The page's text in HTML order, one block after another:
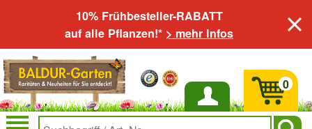
10% Frühbesteller-RABATT
auf alle Pflanzen!* > mehr Infos
Anmelden
0